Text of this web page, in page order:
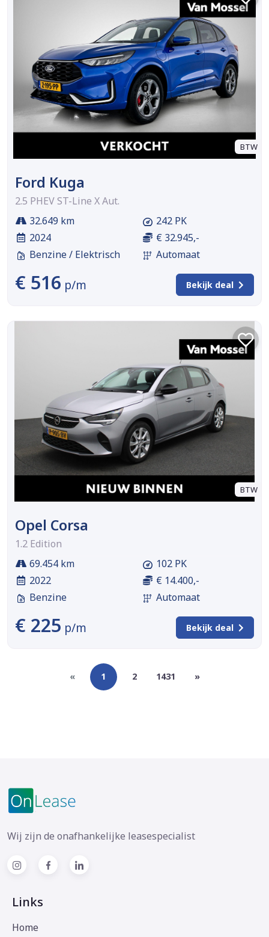
BTW
Ford Kuga
2.5 PHEV ST-Line X Aut.
32.649 km
2024
Benzine / Elektrisch
242 PK
€ 32.945,-
Automaat
€ 516 p/m Bekijk deal
BTW
Opel Corsa
1.2 Edition
69.454 km
2022
Benzine
102 PK
€ 14.400,-
Automaat
€ 225 p/m Bekijk deal
« 1 2 1431 »
Wij zijn de onafhankelijke leasespecialist
Links
Home